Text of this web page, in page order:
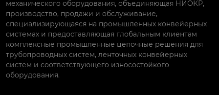
механического оборудования, объединяющая НИОКР,
производство, продажи и обслуживание,
специализирующаяся на промышленных конвейерных
системах и предоставляющая глобальным клиентам
комплексные промышленные цепочные решения для
трубопроводных систем, ленточных конвейерных
систем и соответствующего износостойкого
оборудования.